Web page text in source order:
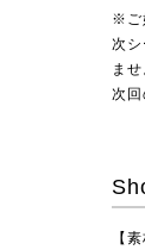
※ご
次
ませ
次
【